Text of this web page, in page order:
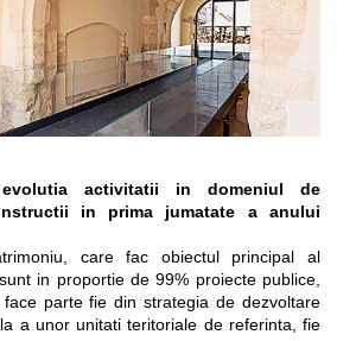
activitatii in domeniul de
in prima jumatate a anului
care fac obiectul principal al
in proportie de 99% proiecte publice,
parte fie din strategia de dezvoltare
a unor unitati teritoriale de referinta, fie